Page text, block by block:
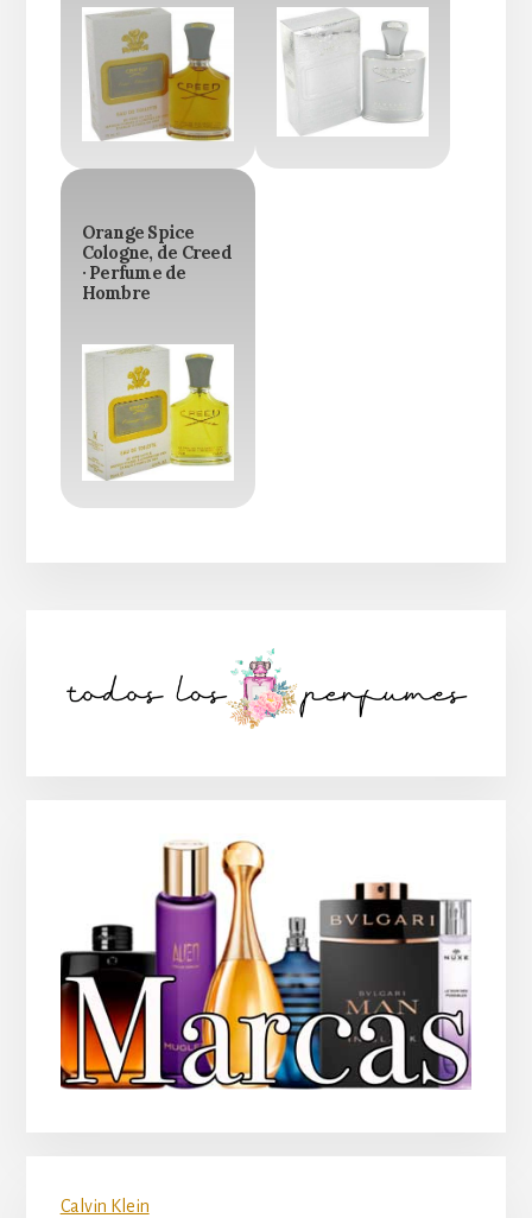
Orange Spice
Cologne, de Creed
· Perfume de
Hombre
lateral
Calvin Klein